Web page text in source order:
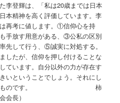
李登輝は、「私は20歳までは日本
本精神を高く評価しています。李
再考に値します。①信仰心を持
手放す用意がある、③公私の区別
先して行う、⑤誠実に対処する。
したが、信仰を押し付けることな
ています。自分以外の力が存在す
いということでしょう。それにし
欲しいものです。 柿
会長）